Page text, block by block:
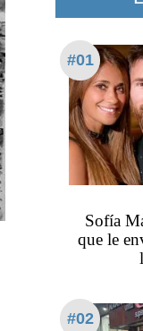
#01
Sofía
que le
#02